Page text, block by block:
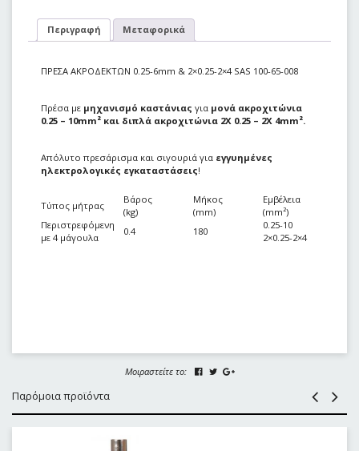
Περιγραφή Μεταφορικά
ΠΡΕΣΑ ΑΚΡΟΔΕΚΤΩΝ 0.25-6mm & 2×0.25-2×4 SAS 100-65-008
Πρέσα με μηχανισμό καστάνιας για μονά ακροχιτώνια
0.25 – 10mm² και διπλά ακροχιτώνια 2X 0.25 – 2X 4mm².
Απόλυτο πρεσάρισμα και σιγουριά για εγγυημένες
ηλεκτρολογικές εγκαταστάσεις!
Τύπος μήτρας
Βάρος
(kg)
Μήκος
(mm)
Εμβέλεια
(mm²)
Περιστρεφόμενη
με 4 μάγουλα
0.4 180
0.25-10
2×0.25-2×4
Μοιραστείτε το:
Παρόμοια προϊόντα